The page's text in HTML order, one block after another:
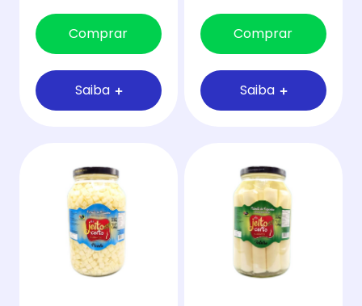
Comprar
Saiba
Comprar
Saiba